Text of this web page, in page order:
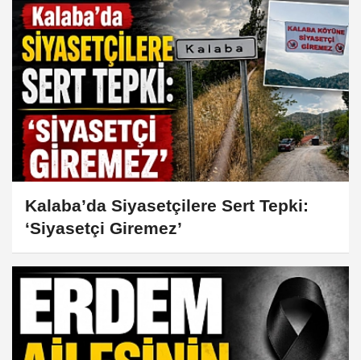
Kalaba’da Siyasetçilere Sert Tepki:
‘Siyasetçi Giremez’